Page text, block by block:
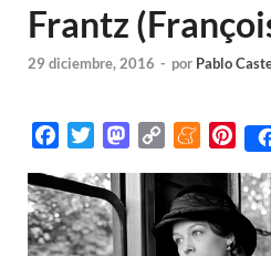
Frantz
29 diciembre, 2016 - por Pablo
c
e
b
i
t
t
M
p
y
L
M
e
a
P
n
t